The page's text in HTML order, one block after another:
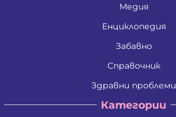
Медия
Енциклопедия
Забавно
Справочник
Здравни проблеми
Категории